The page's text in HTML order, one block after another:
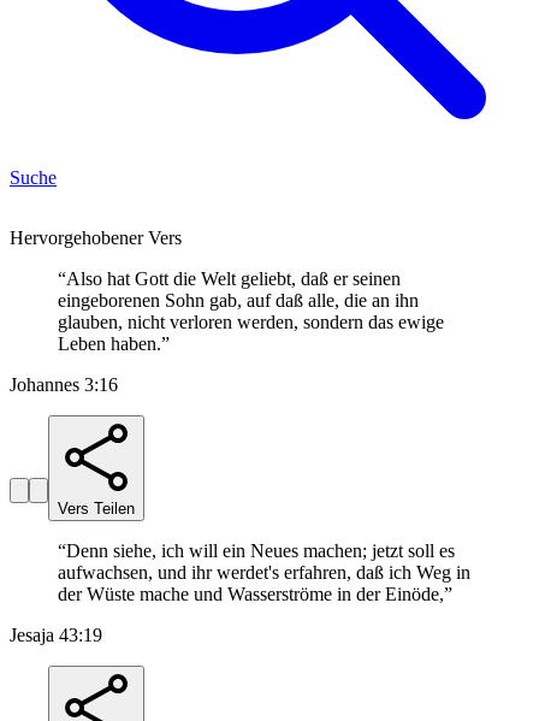
Suche
Hervorgehobener Vers
“Also hat Gott die Welt geliebt, daß er seinen
eingeborenen Sohn gab, auf daß alle, die an ihn
glauben, nicht verloren werden, sondern das ewige
Leben haben.”
Johannes 3:16
Vers Teilen
“Denn siehe, ich will ein Neues machen; jetzt soll es
aufwachsen, und ihr werdet's erfahren, daß ich Weg in
der Wüste mache und Wasserströme in der Einöde,”
Jesaja 43:19